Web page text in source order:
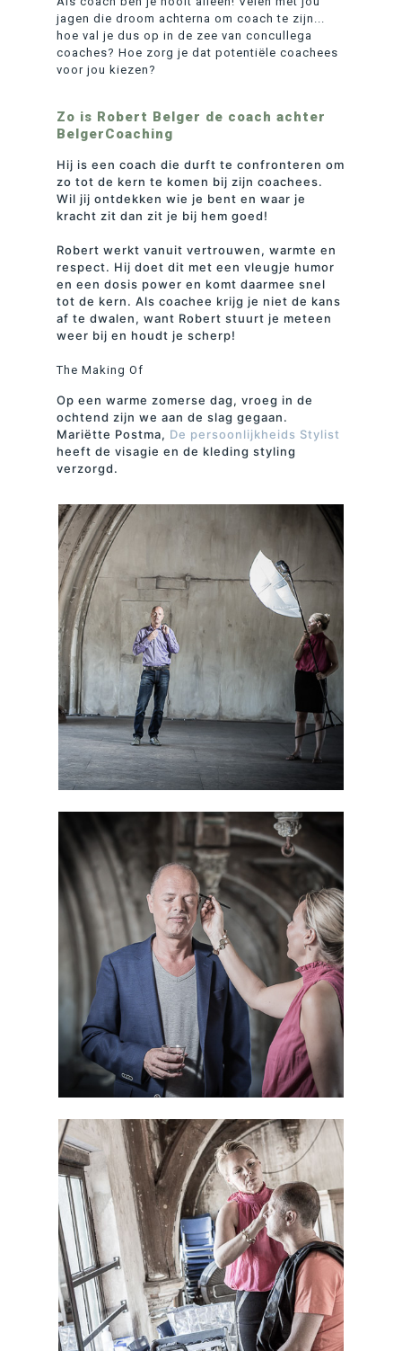
jagen die droom achterna om coach te zijn...
hoe val je dus op in de zee van concullega
coaches? Hoe zorg je dat potentiële coachees
voor jou kiezen?
Zo is Robert Belger de coach achter
BelgerCoaching
Hij is een coach die durft te confronteren om
zo tot de kern te komen bij zijn coachees.
Wil jij ontdekken wie je bent en waar je
kracht zit dan zit je bij hem goed!
Robert werkt vanuit vertrouwen, warmte en
respect. Hij doet dit met een vleugje humor
en een dosis power en komt daarmee snel
tot de kern. Als coachee krijg je niet de kans
af te dwalen, want Robert stuurt je meteen
weer bij en houdt je scherp!
The Making Of
Op een warme zomerse dag, vroeg in de
ochtend zijn we aan de slag gegaan.
Mariëtte Postma, De persoonlijkheids Stylist
heeft de visagie en de kleding styling
verzorgd.